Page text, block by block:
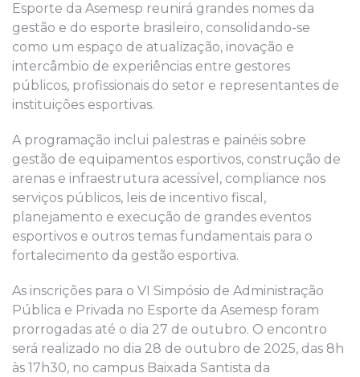
Esporte da Asemesp reunirá grandes nomes da
gestão e do esporte brasileiro, consolidando-se
como um espaço de atualização, inovação e
intercâmbio de experiências entre gestores
públicos, profissionais do setor e representantes de
instituições esportivas.
A programação inclui palestras e painéis sobre
gestão de equipamentos esportivos, construção de
arenas e infraestrutura acessível, compliance nos
serviços públicos, leis de incentivo fiscal,
planejamento e execução de grandes eventos
esportivos e outros temas fundamentais para o
fortalecimento da gestão esportiva.
As inscrições para o VI Simpósio de Administração
Pública e Privada no Esporte da Asemesp foram
prorrogadas até o dia 27 de outubro. O encontro
será realizado no dia 28 de outubro de 2025, das 8h
às 17h30, no campus Baixada Santista da